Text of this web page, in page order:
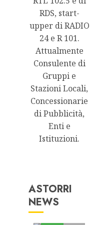
RDS, start-
upper di RADIO
24 e R 101.
Attualmente
Consulente di
Gruppi e
Stazioni Locali,
Concessionarie
di Pubblicità,
Enti e
Istituzioni.
ASTORRI
NEWSAstorri News